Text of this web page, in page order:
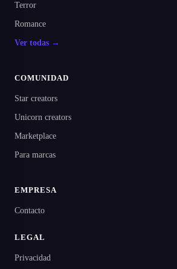
Terror
Romance
Ver todas →
COMUNIDAD
Star creators
Unicorn creators
Marketplace
Para marcas
EMPRESA
Contacto
LEGAL
Privacidad